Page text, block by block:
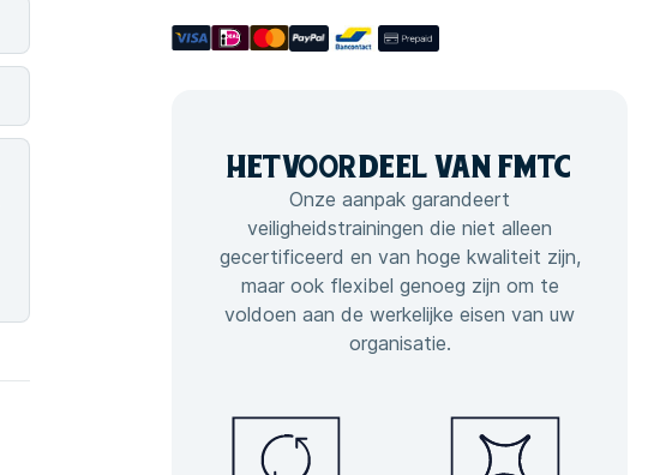
HETVOORDEEL VAN FMTC
Onze aanpak garandeert
veiligheidstrainingen die niet alleen
gecertificeerd en van hoge kwaliteit zijn,
maar ook flexibel genoeg zijn om te
voldoen aan de werkelijke eisen van uw
organisatie.